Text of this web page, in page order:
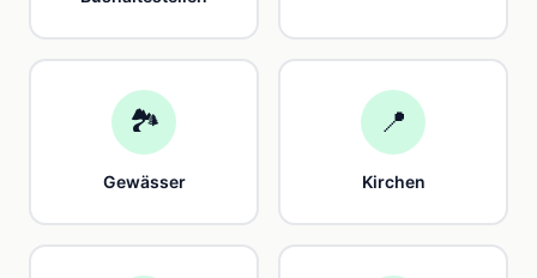
🏞️
Gewässer
📍
Kirchen